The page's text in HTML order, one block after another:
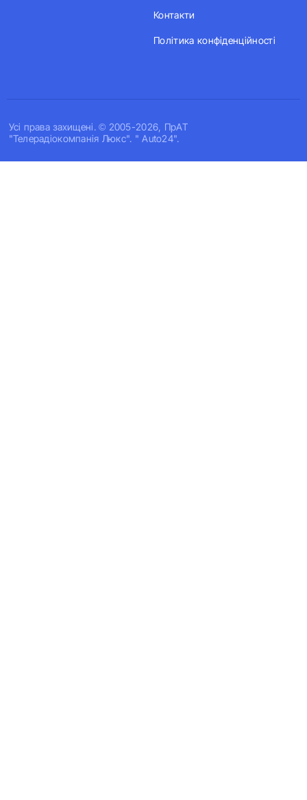
Усi права захищенi. © 2005-2026, ПрАТ
"Телерадіокомпанія Люкс". " Auto24".
Контакти
Політика конфіденційності